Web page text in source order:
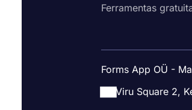
Ferramentas
Forms App OÜ -
Viru Square 2,